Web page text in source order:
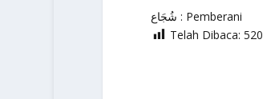
شُجَاع : Pemberani
Telah Dibaca: 520